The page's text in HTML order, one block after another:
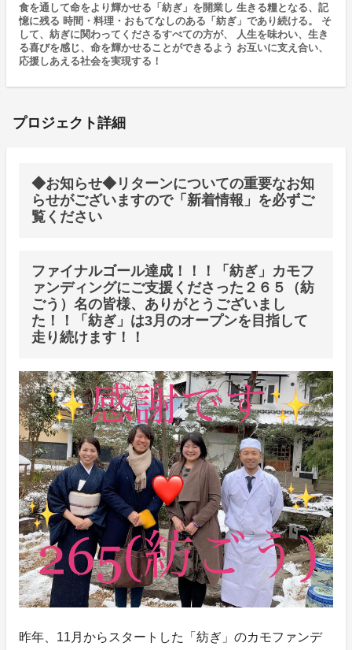
食を通して命をより輝かせる「紡ぎ」を開業し 生きる糧となる、記
憶に残る 時間・料理・おもてなしのある「紡ぎ」であり続ける。 そ
して、紡ぎに関わってくださるすべての方が、 人生を味わい、生き
る喜びを感じ、命を輝かせることができるよう お互いに支え合い、
応援しあえる社会を実現する！
プロジェクト詳細
◆お知らせ◆リターンについての重要なお知
らせがございますので「新着情報」を必ずご
覧ください
ファイナルゴール達成！！！「紡ぎ」カモフ
ァンディングにご支援くださった２６５（紡
ごう）名の皆様、ありがとうございまし
た！！「紡ぎ」は3月のオープンを目指して
走り続けます！！
昨年、11月からスタートした「紡ぎ」のカモファンデ